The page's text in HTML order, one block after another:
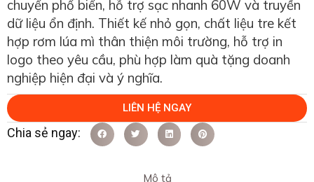
chuyển phổ biến, hỗ trợ sạc nhanh 60W và truyền
dữ liệu ổn định. Thiết kế nhỏ gọn, chất liệu tre kết
hợp rơm lúa mì thân thiện môi trường, hỗ trợ in
logo theo yêu cầu, phù hợp làm quà tặng doanh
nghiệp hiện đại và ý nghĩa.
LIÊN HỆ NGAY
Mô tả